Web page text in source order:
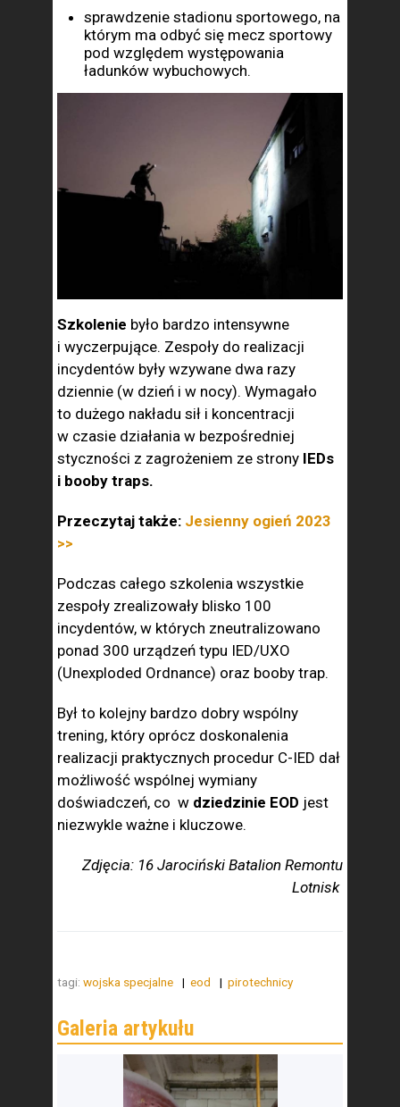
sprawdzenie stadionu sportowego, na
którym ma odbyć się mecz sportowy
pod względem występowania
ładunków wybuchowych.
Szkolenie było bardzo intensywne
i wyczerpujące. Zespoły do realizacji
incydentów były wzywane dwa razy
dziennie (w dzień i w nocy). Wymagało
to dużego nakładu sił i koncentracji
w czasie działania w bezpośredniej
styczności z zagrożeniem ze strony IEDs
i booby traps.
Przeczytaj także: Jesienny ogień 2023
>>
Podczas całego szkolenia wszystkie
zespoły zrealizowały blisko 100
incydentów, w których zneutralizowano
ponad 300 urządzeń typu IED/UXO
(Unexploded Ordnance) oraz booby trap.
Był to kolejny bardzo dobry wspólny
trening, który oprócz doskonalenia
realizacji praktycznych procedur C-IED dał
możliwość wspólnej wymiany
doświadczeń, co w dziedzinie EOD jest
niezwykle ważne i kluczowe.
Zdjęcia: 16 Jarociński Batalion Remontu
Lotnisk
tagi: wojska specjalne eod pirotechnicy